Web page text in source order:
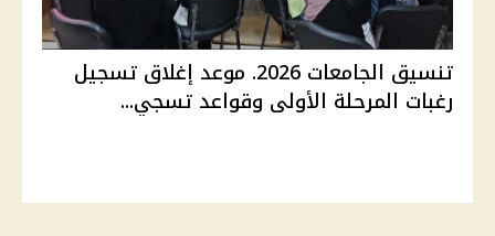
تنسيق الجامعات 2026. موعد إغلاق تسجيل
رغبات المرحلة الأولى وقواعد تسجي...